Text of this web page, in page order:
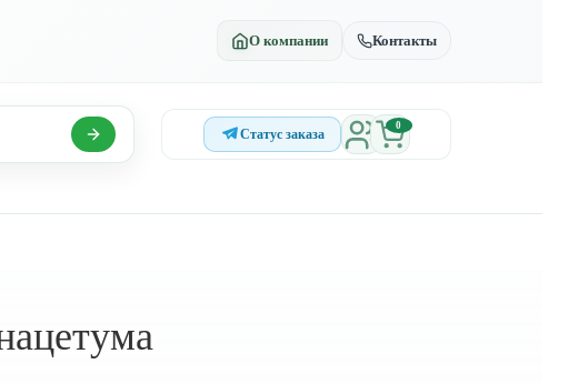
О компании Контакты
Статус заказа
0